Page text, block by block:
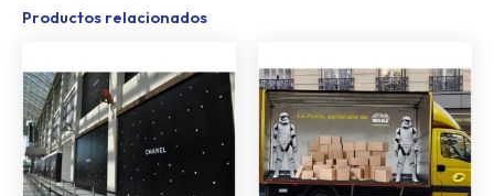
Productos relacionados